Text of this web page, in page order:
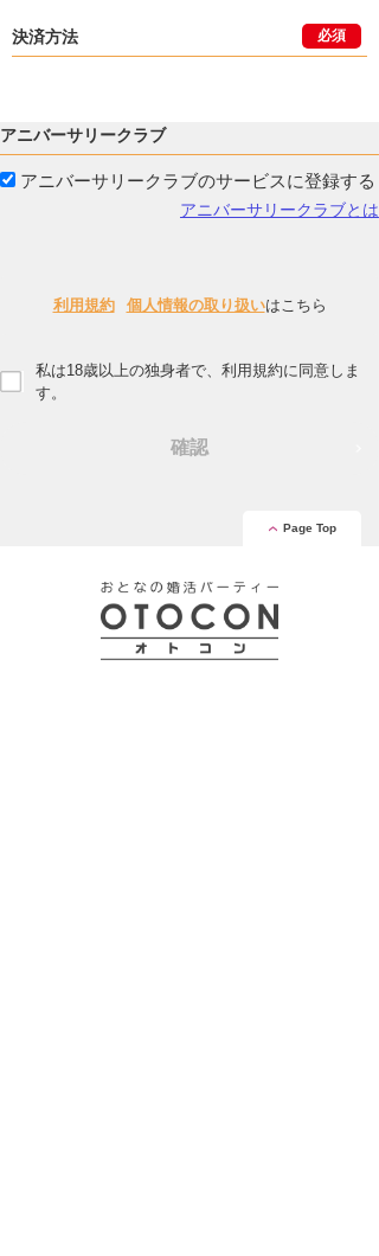
決済方法 必須
アニバーサリークラブ
アニバーサリークラブのサービスに登録する
アニバーサリークラブとは
利用規約 個人情報の取り扱いはこちら
私は18歳以上の独身者で、利用規約に同意しま
す。
確認
Page Top